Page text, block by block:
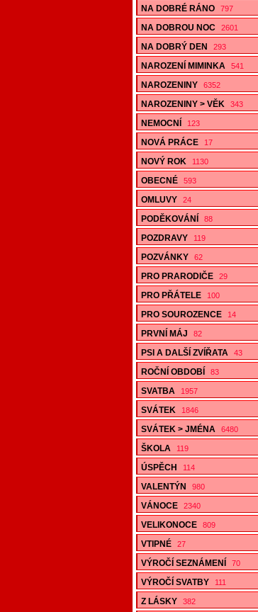
NA DOBRÉ RÁNO 797
NA DOBROU NOC 2601
NA DOBRÝ DEN 293
NAROZENÍ MIMINKA 541
NAROZENINY 6352
NAROZENINY > VĚK 343
NEMOCNÍ 123
NOVÁ PRÁCE 17
NOVÝ ROK 1130
OBECNÉ 593
OMLUVY 24
PODĚKOVÁNÍ 88
POZDRAVY 119
POZVÁNKY 62
PRO PRARODIČE 29
PRO PŘÁTELE 100
PRO SOUROZENCE 14
PRVNÍ MÁJ 82
PSI A DALŠÍ ZVÍŘATA 43
ROČNÍ OBDOBÍ 83
SVATBA 1957
SVÁTEK 1846
SVÁTEK > JMÉNA 6480
ŠKOLA 119
ÚSPĚCH 114
VALENTÝN 980
VÁNOCE 2340
VELIKONOCE 809
VTIPNÉ 27
VÝROČÍ SEZNÁMENÍ 70
VÝROČÍ SVATBY 111
Z LÁSKY 382